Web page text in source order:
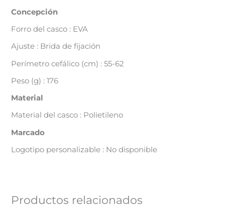
Concepción
Forro del casco : EVA
Ajuste : Brida de fijación
Perímetro cefálico (cm) : 55-62
Peso (g) : 176
Material
Material del casco : Polietileno
Marcado
Logotipo personalizable : No disponible
Productos relacionados